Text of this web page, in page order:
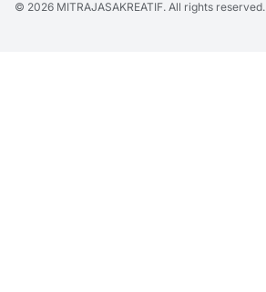
© 2026 MITRAJASAKREATIF. All rights reserved.